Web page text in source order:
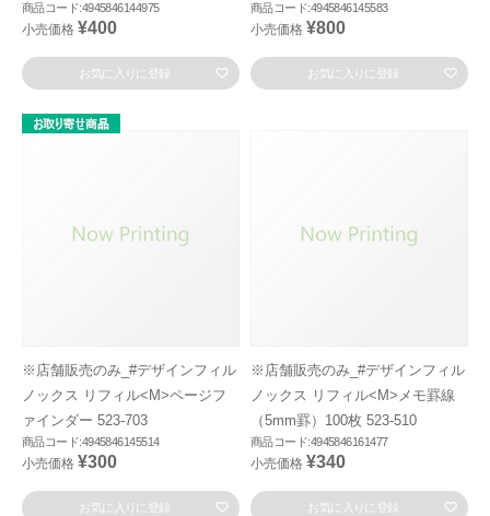
商品コード:4945846144975
小売価格 ¥400
お気に入りに登録
商品コード:4945846145583
小売価格 ¥800
お気に入りに登録
※店舗販売のみ_#デザインフィル
ノックス リフィル<M>ページフ
ァインダー 523-703
商品コード:4945846145514
小売価格 ¥300
お気に入りに登録
※店舗販売のみ_#デザインフィル
ノックス リフィル<M>メモ罫線
（5mm罫）100枚 523-510
商品コード:4945846161477
小売価格 ¥340
お気に入りに登録